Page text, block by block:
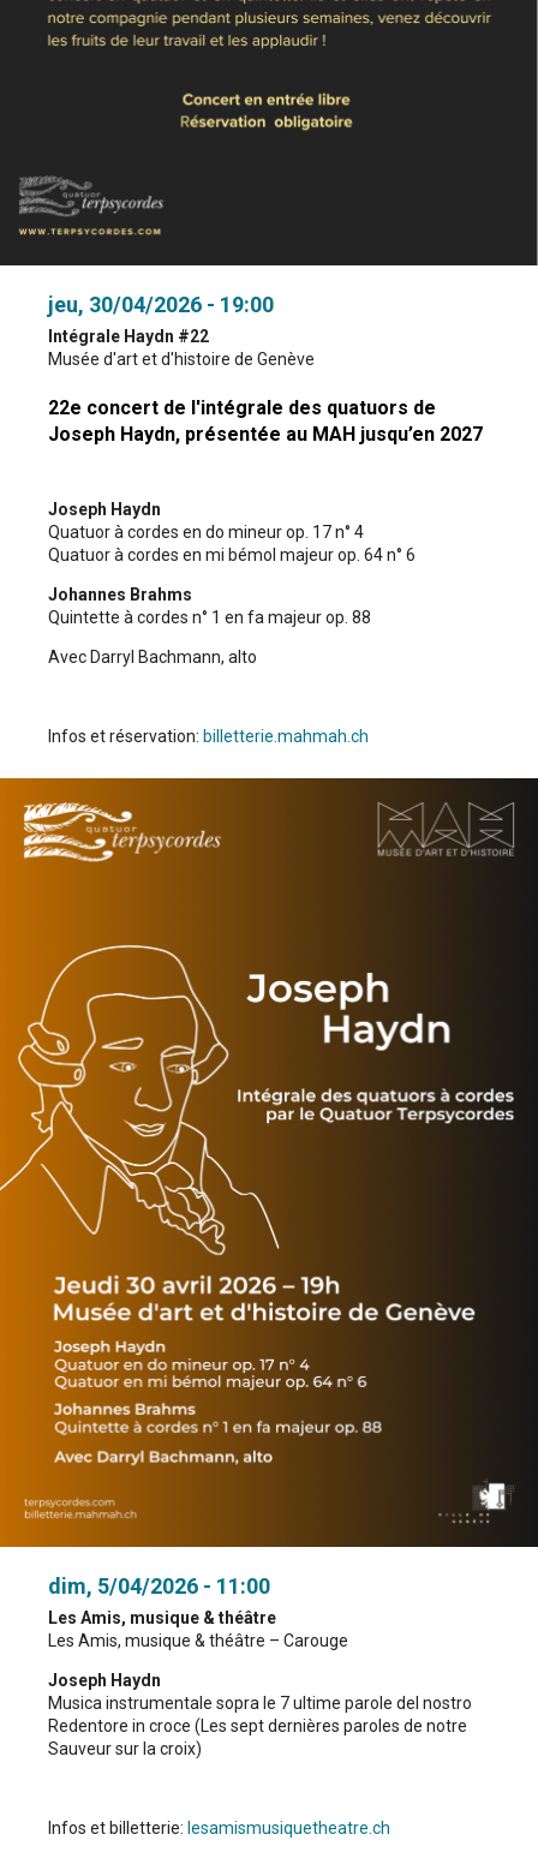
jeu, 30/04/2026 - 19:00
Intégrale Haydn #22
Musée d'art et d'histoire de Genève
22e concert de l'intégrale des quatuors de
Joseph Haydn, présentée au MAH jusqu’en 2027
Joseph Haydn
Quatuor à cordes en do mineur op. 17 n° 4
Quatuor à cordes en mi bémol majeur op. 64 n° 6
Johannes Brahms
Quintette à cordes n° 1 en fa majeur op. 88
Avec Darryl Bachmann, alto
Infos et réservation: billetterie.mahmah.ch
dim, 5/04/2026 - 11:00
Les Amis, musique & théâtre
Les Amis, musique & théâtre – Carouge
Joseph Haydn
Musica instrumentale sopra le 7 ultime parole del nostro
Redentore in croce (Les sept dernières paroles de notre
Sauveur sur la croix)
Infos et billetterie: lesamismusiquetheatre.ch